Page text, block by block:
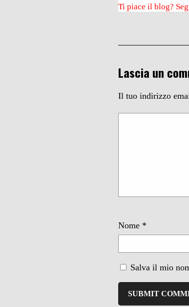
Ti piace il blog?
Lascia un
Il tuo indirizzo
Nome *
Salva il mio